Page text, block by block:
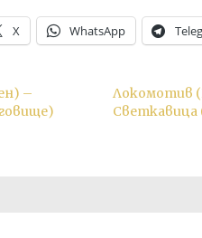
X WhatsApp
–
Локомотив